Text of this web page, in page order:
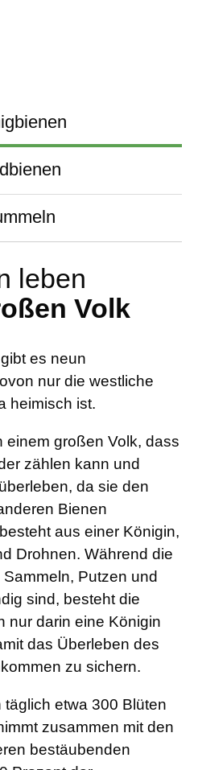
leben
Volk
es neun
nur die westliche
heimisch ist.
einem großen Volk, dass
zählen kann und
da sie den
Bienen
aus einer Königin,
Drohnen. Während die
Putzen und
sind, besteht die
nur darin eine Königin
das Überleben des
zu sichern.
etwa 300 Blüten
zusammen mit den
bestäubenden